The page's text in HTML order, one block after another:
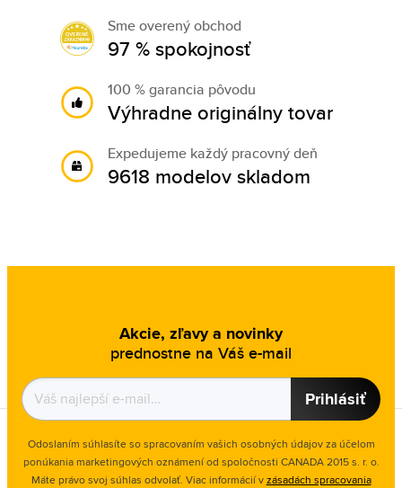
Sme overený obchod
97 % spokojnosť
100 % garancia pôvodu
Výhradne originálny tovar
Expedujeme každý pracovný deň
9618 modelov skladom
Akcie, zľavy a novinky
prednostne na Váš e-mail
Prihlásiť
Odoslaním súhlasíte so spracovaním vašich osobných údajov za účelom
ponúkania marketingových oznámení od spoločnosti CANADA 2015 s. r. o.
Máte právo svoj súhlas odvolať. Viac informácií vzásadách spracovania